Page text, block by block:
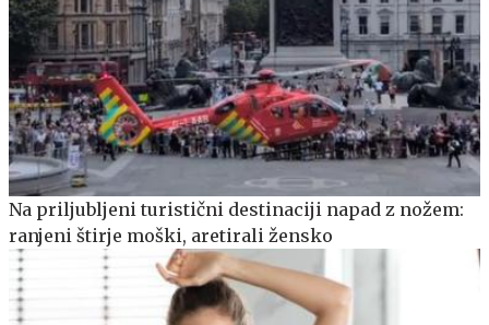
Na priljubljeni turistični destinaciji napad z nožem:
ranjeni štirje moški, aretirali žensko